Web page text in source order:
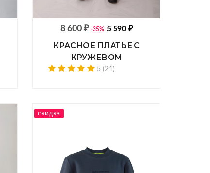
8 600 ₽ -35% 5 590 ₽
КРАСНОЕ ПЛАТЬЕ С
КРУЖЕВОМ
5 (21)
скидка